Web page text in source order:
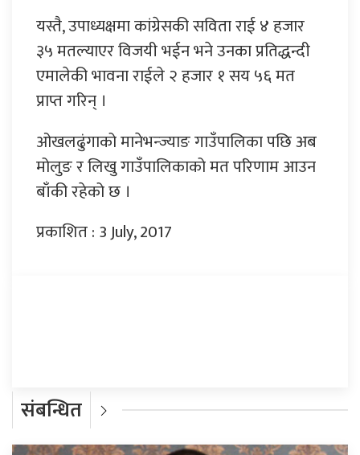
यस्तै, उपाध्यक्षमा कांग्रेसकी सविता राई ४ हजार
३५ मतल्याएर विजयी भईन भने उनका प्रतिद्धन्दी
एमालेकी भावना राईले २ हजार १ सय ५६ मत
प्राप्त गरिन् ।
ओखलढुंगाको मानेभन्ज्याङ गाउँपालिका पछि अब
मोलुङ र लिखु गाउँपालिकाको मत परिणाम आउन
बाँकी रहेको छ ।
प्रकाशित : 3 July, 2017
संबन्धित